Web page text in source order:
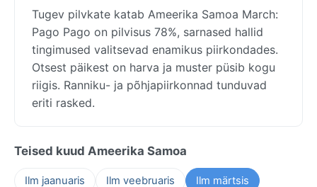
Tugev pilvkate katab Ameerika Samoa March:
Pago Pago on pilvisus 78%, sarnased hallid
tingimused valitsevad enamikus piirkondades.
Otsest päikest on harva ja muster püsib kogu
riigis. Ranniku- ja põhjapiirkonnad tunduvad
eriti rasked.
Teised kuud Ameerika Samoa
Ilm jaanuaris Ilm veebruaris Ilm märtsis